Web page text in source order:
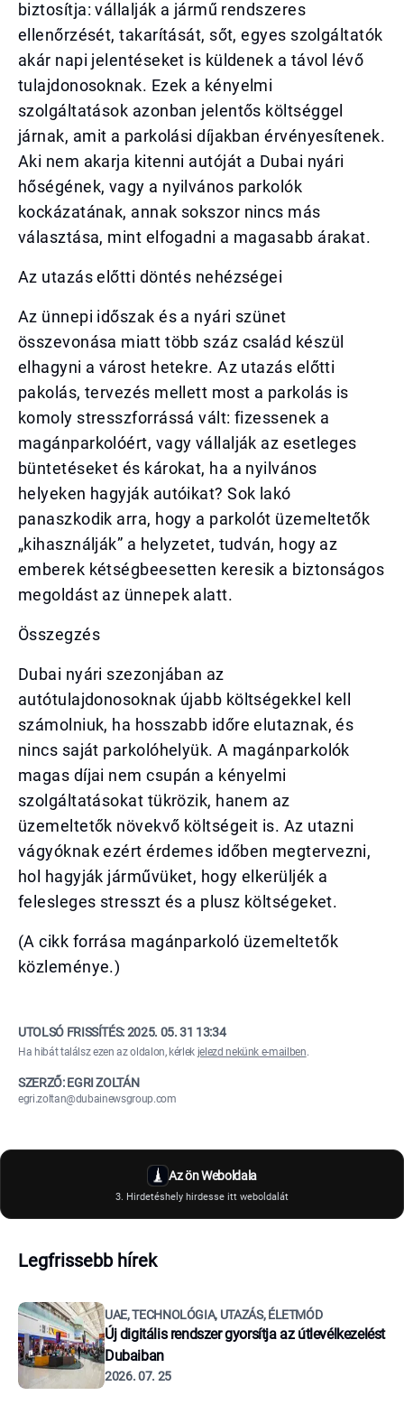
biztosítja: vállalják a jármű rendszeres
ellenőrzését, takarítását, sőt, egyes szolgáltatók
akár napi jelentéseket is küldenek a távol lévő
tulajdonosoknak. Ezek a kényelmi
szolgáltatások azonban jelentős költséggel
járnak, amit a parkolási díjakban érvényesítenek.
Aki nem akarja kitenni autóját a Dubai nyári
hőségének, vagy a nyilvános parkolók
kockázatának, annak sokszor nincs más
választása, mint elfogadni a magasabb árakat.
Az utazás előtti döntés nehézségei
Az ünnepi időszak és a nyári szünet
összevonása miatt több száz család készül
elhagyni a várost hetekre. Az utazás előtti
pakolás, tervezés mellett most a parkolás is
komoly stresszforrássá vált: fizessenek a
magánparkolóért, vagy vállalják az esetleges
büntetéseket és károkat, ha a nyilvános
helyeken hagyják autóikat? Sok lakó
panaszkodik arra, hogy a parkolót üzemeltetők
„kihasználják” a helyzetet, tudván, hogy az
emberek kétségbeesetten keresik a biztonságos
megoldást az ünnepek alatt.
Összegzés
Dubai nyári szezonjában az
autótulajdonosoknak újabb költségekkel kell
számolniuk, ha hosszabb időre elutaznak, és
nincs saját parkolóhelyük. A magánparkolók
magas díjai nem csupán a kényelmi
szolgáltatásokat tükrözik, hanem az
üzemeltetők növekvő költségeit is. Az utazni
vágyóknak ezért érdemes időben megtervezni,
hol hagyják járművüket, hogy elkerüljék a
felesleges stresszt és a plusz költségeket.
(A cikk forrása magánparkoló üzemeltetők
közleménye.)
UTOLSÓ FRISSÍTÉS:2025. 05. 31 13:34
Ha hibát találsz ezen az oldalon, kérlek jelezd nekünk e-mailben.
SZERZŐ: EGRI ZOLTÁN
egri.zoltan@dubainewsgroup.com
Az ön Weboldala
3. Hirdetéshely hirdesse itt weboldalát
Legfrissebb hírek
UAE, TECHNOLÓGIA, UTAZÁS, ÉLETMÓD
Új digitális rendszer gyorsítja az útlevélkezelést
Dubaiban
2026. 07. 25